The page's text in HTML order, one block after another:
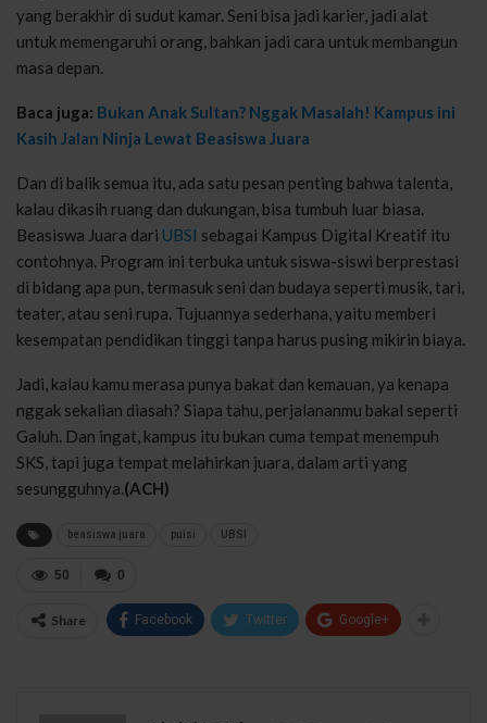
yang berakhir di sudut kamar. Seni bisa jadi karier, jadi alat
untuk memengaruhi orang, bahkan jadi cara untuk membangun
masa depan.
Baca juga: Bukan Anak Sultan? Nggak Masalah! Kampus ini
Kasih Jalan Ninja Lewat Beasiswa Juara
Dan di balik semua itu, ada satu pesan penting bahwa talenta,
kalau dikasih ruang dan dukungan, bisa tumbuh luar biasa.
Beasiswa Juara dari UBSI sebagai Kampus Digital Kreatif itu
contohnya. Program ini terbuka untuk siswa-siswi berprestasi
di bidang apa pun, termasuk seni dan budaya seperti musik, tari,
teater, atau seni rupa. Tujuannya sederhana, yaitu memberi
kesempatan pendidikan tinggi tanpa harus pusing mikirin biaya.
Jadi, kalau kamu merasa punya bakat dan kemauan, ya kenapa
nggak sekalian diasah? Siapa tahu, perjalananmu bakal seperti
Galuh. Dan ingat, kampus itu bukan cuma tempat menempuh
SKS, tapi juga tempat melahirkan juara, dalam arti yang
sesungguhnya.(ACH)
beasiswa juara puisi UBSI
0
50
Share Facebook Twitter Google+